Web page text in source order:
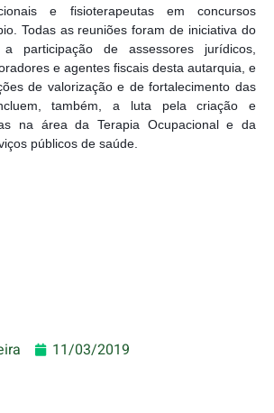
e fisioterapeutas em concursos
Todas as reuniões foram de iniciativa do
participação de assessores jurídicos,
e agentes fiscais desta autarquia, e
de valorização e de fortalecimento das
também, a luta pela criação e
na área da Terapia Ocupacional e da
públicos de saúde.
11/03/2019